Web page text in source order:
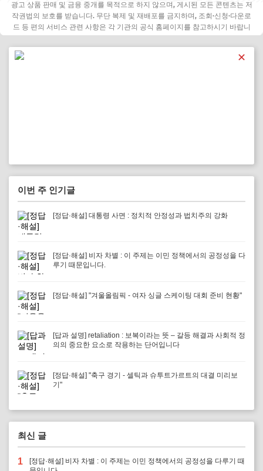
광고 상품 판매 및 금융 중개를 목적으로 하지 않으며, 게시된 모든 콘텐츠는 저
작권법의 보호를 받습니다. 무단 복제 및 재배포를 금지하며, 조회·신청·다운로
드 등 편의 서비스 관련 사항은 각 기관의 공식 홈페이지를 참고하시기 바랍니
✕
이번 주 인기글
[정답·해설] 대통령 사면 : 정치적 안정성과 법치주의 강화
[정답·해설] 비자 차별 : 이 주제는 이민 정책에서의 공정성을 다
루기 때문입니다.
[정답·해설] "겨울올림픽 - 여자 싱글 스케이팅 대회 준비 현황"
[답과 설명] retaliation : 보복이라는 뜻 – 갈등 해결과 사회적 정
의의 중요한 요소로 작용하는 단어입니다
[정답·해설] "축구 경기 - 셀틱과 슈투트가르트의 대결 미리보
기"
최신 글
1
[정답·해설] 비자 차별 : 이 주제는 이민 정책에서의 공정성을 다루기 때